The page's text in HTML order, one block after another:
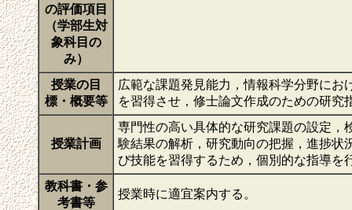
の評価項目
（学部生対
象科目の
み）
授業の目
標・概要等
広範な課題発見能力，情報科学分野に
を習得させ，修士論文作成のための研究
授業計画
専門性の高い具体的な研究課題の設定，
験結果の解析，研究動向の把握，進捗状
び技能を習得するため，個別的な指導を
教科書・参
考書等
授業時に適宜案内する。